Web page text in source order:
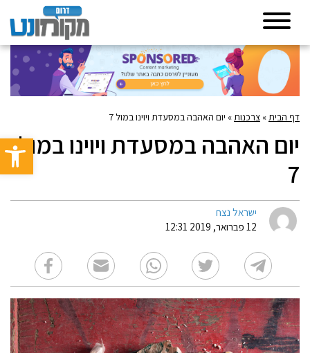
פתח
דף הבית» צרכנות» יום האהבה במסעדת ויוינו במול 7
יום האהבה במסעדת ויוינו במול
7
ישראל נצח
12 פברואר, 2019 12:31